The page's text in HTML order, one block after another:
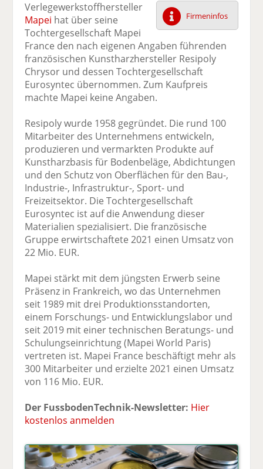
uf
F
ac
e
b
o
o
il
e
n
wi
tt
er
n
uf
Li
n
k
e
di
n
e
n
er
E
m
ai
l
d
ck
e
Firmeninfos
Verlegewerkstoffhersteller
Mapei hat über seine
Tochtergesellschaft Mapei
France den nach eigenen Angaben führenden
französischen Kunstharzhersteller Resipoly
Chrysor und dessen Tochtergesellschaft
Eurosyntec übernommen. Zum Kaufpreis
machte Mapei keine Angaben.
Resipoly wurde 1958 gegründet. Die rund 100
Mitarbeiter des Unternehmens entwickeln,
produzieren und vermarkten Produkte auf
Kunstharzbasis für Bodenbeläge, Abdichtungen
und den Schutz von Oberflächen für den Bau-,
Industrie-, Infrastruktur-, Sport- und
Freizeitsektor. Die Tochtergesellschaft
Eurosyntec ist auf die Anwendung dieser
Materialien spezialisiert. Die französische
Gruppe erwirtschaftete 2021 einen Umsatz von
22 Mio. EUR.
Mapei stärkt mit dem jüngsten Erwerb seine
Präsenz in Frankreich, wo das Unternehmen
seit 1989 mit drei Produktionsstandorten,
einem Forschungs- und Entwicklungslabor und
seit 2019 mit einer technischen Beratungs- und
Schulungseinrichtung (Mapei World Paris)
vertreten ist. Mapei France beschäftigt mehr als
300 Mitarbeiter und erzielte 2021 einen Umsatz
von 116 Mio. EUR.
Der FussbodenTechnik-Newsletter: Hier
kostenlos anmelden